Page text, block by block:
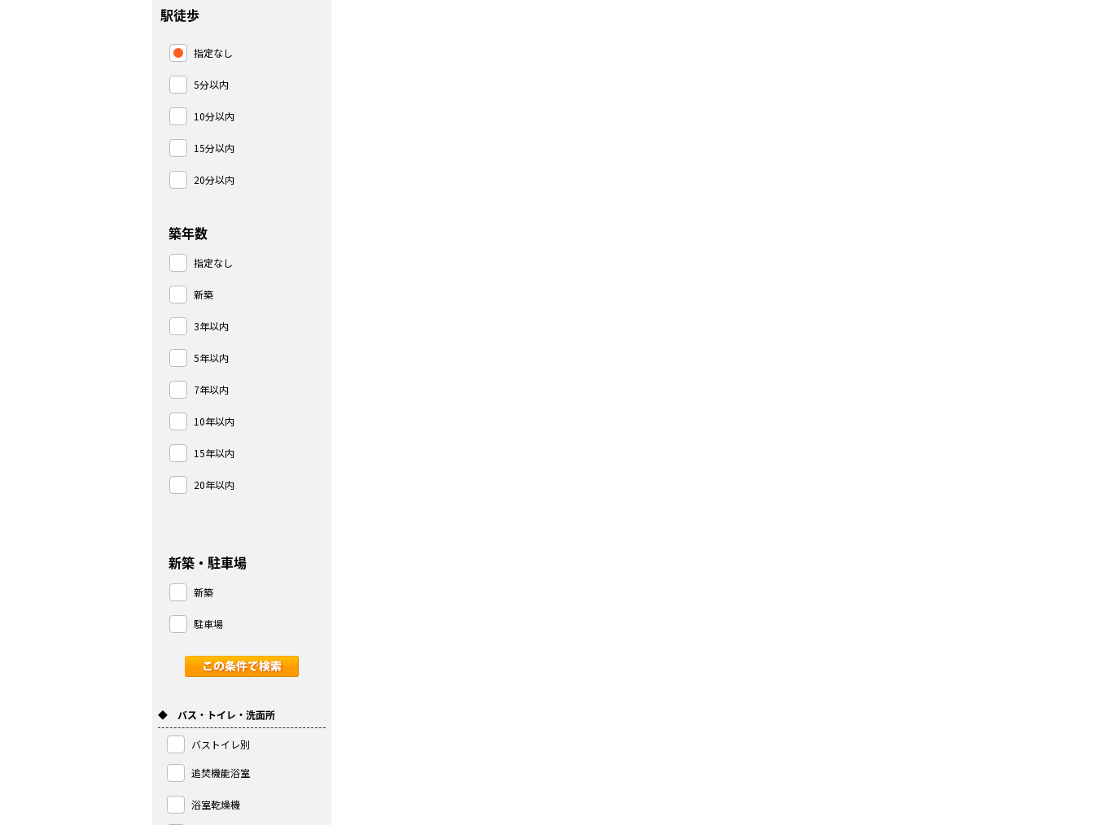
駅徒歩
指定なし
5分以内
10分以内
15分以内
20分以内
築年数
指定なし
新築
3年以内
5年以内
7年以内
10年以内
15年以内
20年以内
新築・駐車場
新築
駐車場
◆ バス・トイレ・洗面所
バストイレ別
追焚機能浴室
浴室乾燥機